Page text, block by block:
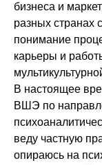
бизнеса и
разных странах
понимание
карьеры и
В настоящее
ВШЭ по
веду частную
опираюсь на